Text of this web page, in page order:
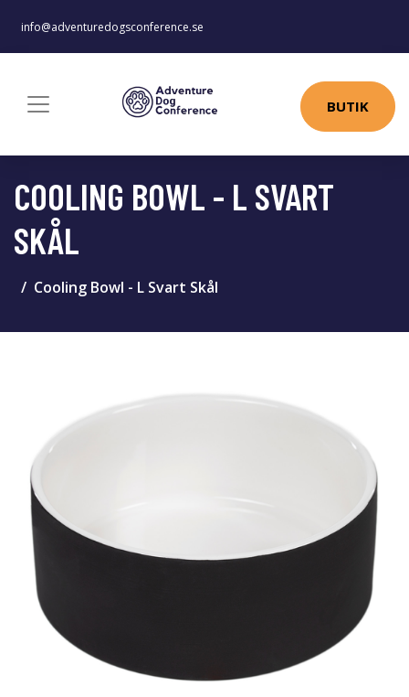
info@adventuredogsconference.se
BUTIK
COOLING BOWL - L SVART
SKÅL
Cooling Bowl - L Svart Skål